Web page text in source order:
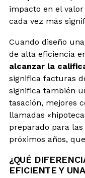
impacto en el
cada vez más
Cuando diseño
de alta eficiencia
alcanzar la
significa facturas
significa también
tasación, mejores
llamadas
preparado para
próximos años,
¿QUÉ
EFICIENTE Y